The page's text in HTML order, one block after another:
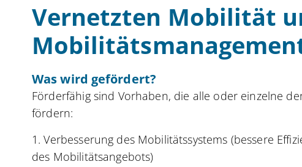
Vernetzten Mobilität
Was wird gefördert?
Förderfähig sind Vorhaben, die alle oder einzelne
fördern:
1. Verbesserung des Mobilitätssystems (bessere
des Mobilitätsangebots)